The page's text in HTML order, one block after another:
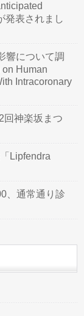
発表されまし
響について調
Human
Intracoronary
回神楽坂まつ
Lipfendra
、通常通り診